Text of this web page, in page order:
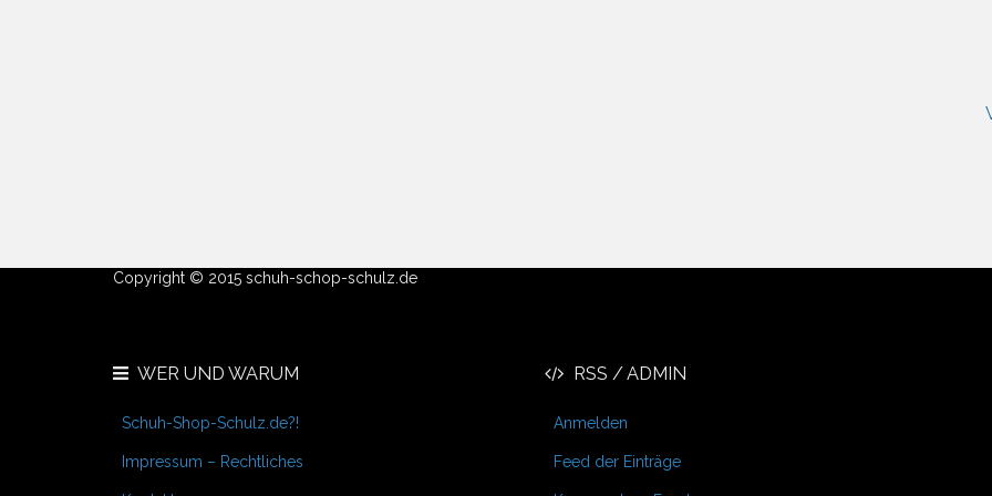
Copyright © 2015 schuh-schop-schulz.de
WER UND WARUM
Schuh-Shop-Schulz.de?!
Impressum – Rechtliches
RSS / ADMIN
Anmelden
Feed der Einträge